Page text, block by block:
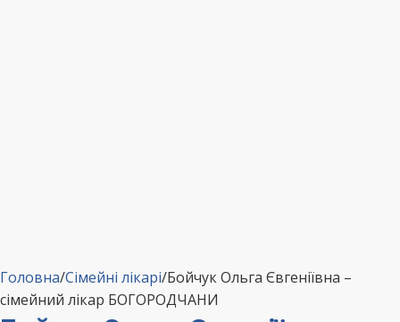
Головна/Сімейні лікарі/Бойчук Ольга Євгеніївна –
сімейний лікар БОГОРОДЧАНИ